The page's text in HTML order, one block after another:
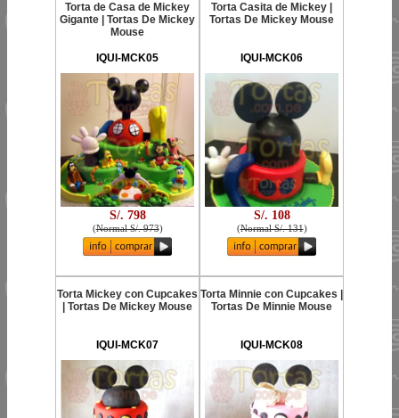
Torta de Casa de Mickey
Gigante | Tortas De Mickey
Mouse
IQUI-MCK05
S/. 798
(Normal S/. 973)
Torta Casita de Mickey |
Tortas De Mickey Mouse
IQUI-MCK06
S/. 108
(Normal S/. 131)
Torta Mickey con Cupcakes
| Tortas De Mickey Mouse
IQUI-MCK07
Torta Minnie con Cupcakes |
Tortas De Minnie Mouse
IQUI-MCK08